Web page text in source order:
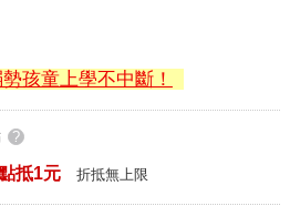
孩童上學不中斷！
?
抵1元 折抵無上限